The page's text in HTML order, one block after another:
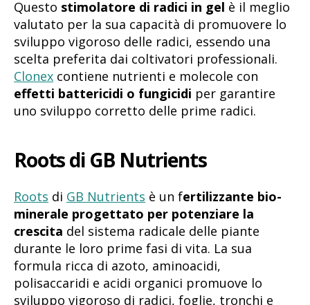
Questo stimolatore di radici in gel è il meglio
valutato per la sua capacità di promuovere lo
sviluppo vigoroso delle radici, essendo una
scelta preferita dai coltivatori professionali.
Clonex contiene nutrienti e molecole con
effetti battericidi o fungicidi per garantire
uno sviluppo corretto delle prime radici.
Roots di GB Nutrients
Roots di GB Nutrients è un fertilizzante bio-
minerale progettato per potenziare la
crescita del sistema radicale delle piante
durante le loro prime fasi di vita. La sua
formula ricca di azoto, aminoacidi,
polisaccaridi e acidi organici promuove lo
sviluppo vigoroso di radici, foglie, tronchi e